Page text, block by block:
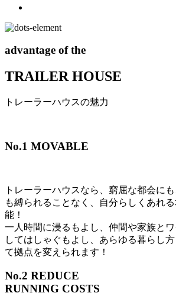
advantage of the
TRAILER HOUSE
トレーラーハウスの魅力
No.1 MOVABLE
トレーラーハウスなら、窮屈な都会に
も縛られることなく、自分らしくあれ
能！
一人時間に浸るもよし、仲間や家族と
してはしゃぐもよし、あらゆる暮らし
て拠点を変えられます！
No.2 REDUCE
RUNNING COSTS